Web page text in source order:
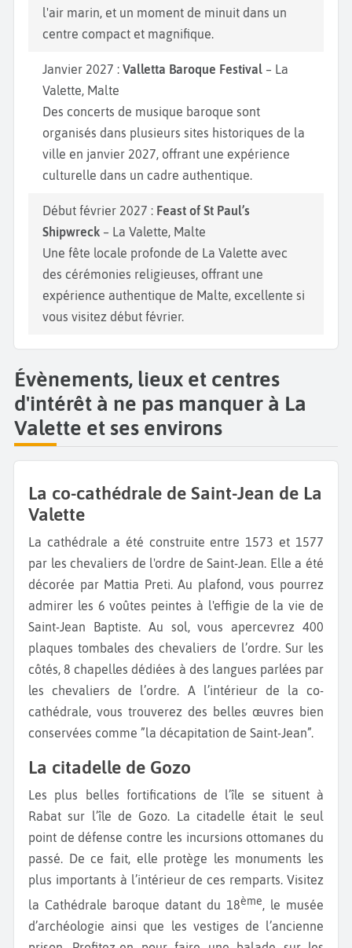
l'air marin, et un moment de minuit dans un
centre compact et magnifique.
Janvier 2027 : Valletta Baroque Festival – La
Valette, Malte
Des concerts de musique baroque sont
organisés dans plusieurs sites historiques de la
ville en janvier 2027, offrant une expérience
culturelle dans un cadre authentique.
Début février 2027 : Feast of St Paul’s
Shipwreck – La Valette, Malte
Une fête locale profonde de La Valette avec
des cérémonies religieuses, offrant une
expérience authentique de Malte, excellente si
vous visitez début février.
Évènements, lieux et centres
d'intérêt à ne pas manquer à La
Valette et ses environs
La co-cathédrale de Saint-Jean de La
Valette
La cathédrale a été construite entre 1573 et 1577
par les chevaliers de l'ordre de Saint-Jean. Elle a été
décorée par Mattia Preti. Au plafond, vous pourrez
admirer les 6 voûtes peintes à l'effigie de la vie de
Saint-Jean Baptiste. Au sol, vous apercevrez 400
plaques tombales des chevaliers de l’ordre. Sur les
côtés, 8 chapelles dédiées à des langues parlées par
les chevaliers de l’ordre. A l’intérieur de la co-
cathédrale, vous trouverez des belles œuvres bien
conservées comme ”la décapitation de Saint-Jean”.
La citadelle de Gozo
Les plus belles fortifications de l’île se situent à
Rabat sur l’île de Gozo. La citadelle était le seul
point de défense contre les incursions ottomanes du
passé. De ce fait, elle protège les monuments les
plus importants à l’intérieur de ces remparts. Visitez
la Cathédrale baroque datant du 18ème, le musée
d’archéologie ainsi que les vestiges de l’ancienne